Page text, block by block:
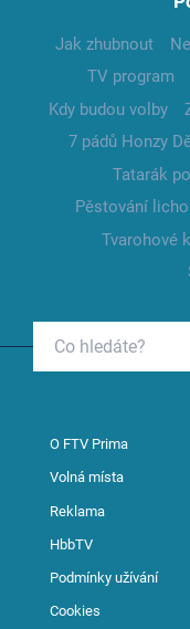
Jak zhubnout
TV program
Kdy budou volby
7 pádů Honzy
Tatarák
Pěstování
Tvarohové
O FTV Prima
Volná místa
Reklama
HbbTV
Podmínky užívání
Cookies